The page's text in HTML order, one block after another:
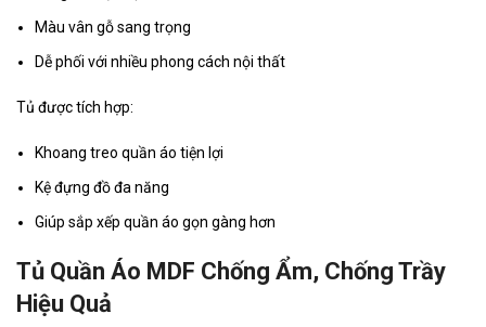
Màu vân gỗ sang trọng
Dễ phối với nhiều phong cách nội thất
Tủ được tích hợp:
Khoang treo quần áo tiện lợi
Kệ đựng đồ đa năng
Giúp sắp xếp quần áo gọn gàng hơn
Tủ Quần Áo MDF Chống Ẩm, Chống Trầy
Hiệu Quả